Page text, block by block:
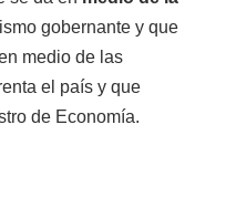
gobernante y que
medio de las
el país y que
de Economía.